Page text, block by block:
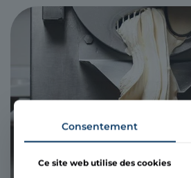
Consentement
Ce site web utilise des cookies